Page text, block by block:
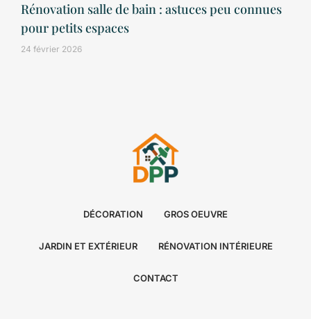
Rénovation salle de bain : astuces peu connues
pour petits espaces
24 février 2026
DÉCORATION GROS OEUVRE
JARDIN ET EXTÉRIEUR RÉNOVATION INTÉRIEURE
CONTACT